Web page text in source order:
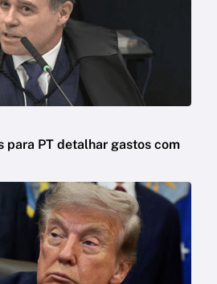
para PT detalhar gastos com